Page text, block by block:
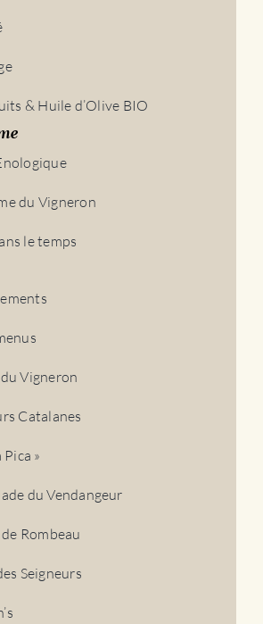
& Huile d’Olive BIO
du Vigneron
le temps
Vigneron
Catalanes
Pica »
du Vendangeur
Rombeau
Seigneurs